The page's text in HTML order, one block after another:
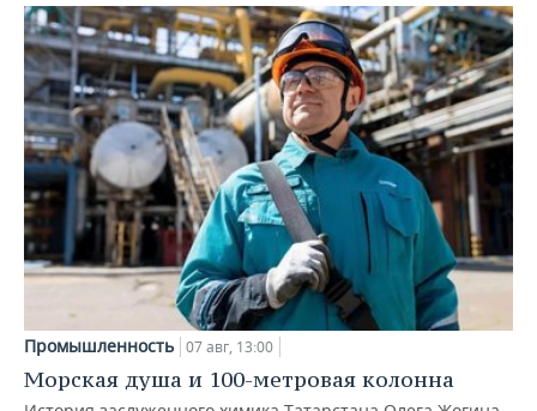
Промышленность 07 авг, 13:00
Морская душа и 100-метровая колонна